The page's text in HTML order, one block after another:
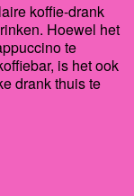
koffie-drank
Hoewel het
te
is het ook
drank thuis te